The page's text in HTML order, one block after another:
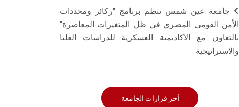
جامعة عين شمس تنظم برنامج "ركائز ومحددات
الأمن القومي المصري في ظل المتغيرات المعاصرة"
بالتعاون مع الأكاديمية العسكرية للدراسات العليا
والاستراتيجية
أخر قرارات الجامعة